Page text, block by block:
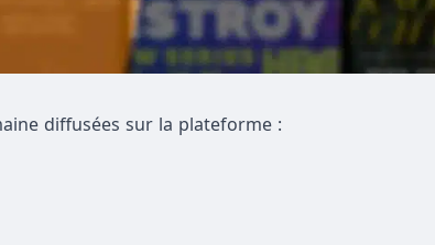
diffusées sur la plateforme :